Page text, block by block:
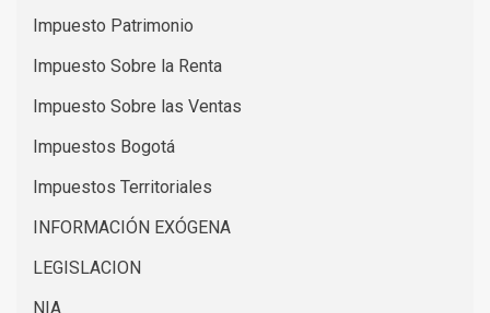
Impuesto Patrimonio
Impuesto Sobre la Renta
Impuesto Sobre las Ventas
Impuestos Bogotá
Impuestos Territoriales
INFORMACIÓN EXÓGENA
LEGISLACION
NIA